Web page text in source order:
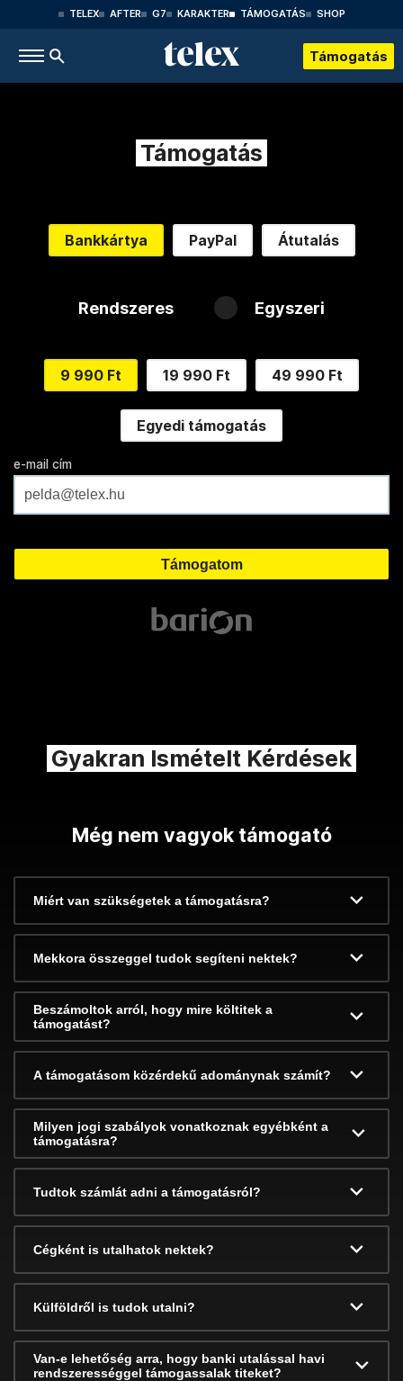
TELEX AFTER G7 KARAKTER TÁMOGATÁS SHOP
Támogatás
Támogatás
Bankkártya PayPal Átutalás
Rendszeres Egyszeri
9 990 Ft 19 990 Ft 49 990 Ft
Egyedi támogatás
e-mail cím
Gyakran Ismételt Kérdések
Még nem vagyok támogató
Miért van szükségetek a támogatásra?
Mekkora összeggel tudok segíteni nektek?
Beszámoltok arról, hogy mire költitek a
támogatást?
A támogatásom közérdekű adománynak számít?
Milyen jogi szabályok vonatkoznak egyébként a
támogatásra?
Tudtok számlát adni a támogatásról?
Cégként is utalhatok nektek?
Külföldről is tudok utalni?
Van-e lehetőség arra, hogy banki utalással havi
rendszerességgel támogassalak titeket?